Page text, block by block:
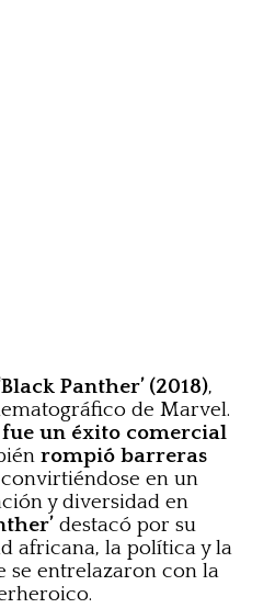
Panther’ (2018),
de Marvel.
fue un éxito comercial
rompió barreras
en un
y diversidad en
destacó por su
africana, la política y la
se entrelazaron con la